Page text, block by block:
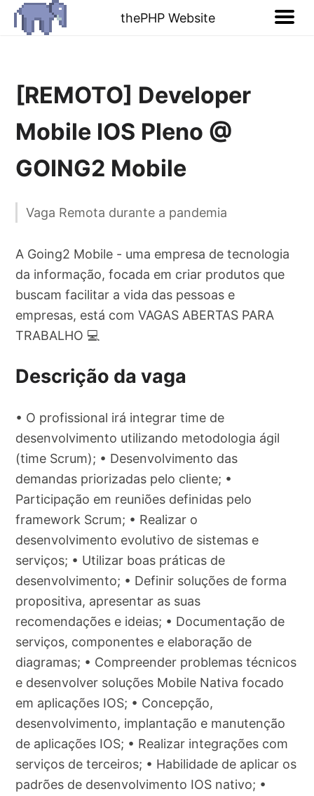
thePHP Website
[REMOTO] Developer
Mobile IOS Pleno @
GOING2 Mobile
Vaga Remota durante a pandemia
A Going2 Mobile - uma empresa de tecnologia
da informação, focada em criar produtos que
buscam facilitar a vida das pessoas e
empresas, está com VAGAS ABERTAS PARA
TRABALHO 💻
Descrição da vaga
• O profissional irá integrar time de
desenvolvimento utilizando metodologia ágil
(time Scrum); • Desenvolvimento das
demandas priorizadas pelo cliente; •
Participação em reuniões definidas pelo
framework Scrum; • Realizar o
desenvolvimento evolutivo de sistemas e
serviços; • Utilizar boas práticas de
desenvolvimento; • Definir soluções de forma
propositiva, apresentar as suas
recomendações e ideias; • Documentação de
serviços, componentes e elaboração de
diagramas; • Compreender problemas técnicos
e desenvolver soluções Mobile Nativa focado
em aplicações IOS; • Concepção,
desenvolvimento, implantação e manutenção
de aplicações IOS; • Realizar integrações com
serviços de terceiros; • Habilidade de aplicar os
padrões de desenvolvimento IOS nativo; •